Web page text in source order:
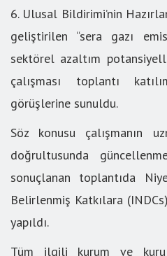
6. Ulusal Bildirimi’nin
geliştirilen “sera gazı
sektörel azaltım
çalışması toplantı
görüşlerine sunuldu.
Söz konusu çalışmanın
doğrultusunda
sonuçlanan toplantıda
Belirlenmiş Katkılara
yapıldı.
Tüm ilgili kurum ve